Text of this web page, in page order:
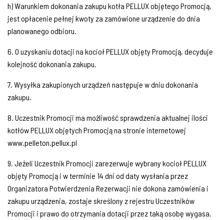
h) Warunkiem dokonania zakupu kotła PELLUX objętego Promocją,
jest opłacenie pełnej kwoty za zamówione urządzenie do dnia
planowanego odbioru.
6. O uzyskaniu dotacji na kocioł PELLUX objęty Promocją, decyduje
kolejność dokonania zakupu.
7. Wysyłka zakupionych urządzeń następuje w dniu dokonania
zakupu.
8. Uczestnik Promocji ma możliwość sprawdzenia aktualnej ilości
kotłów PELLUX objętych Promocją na stronie internetowej
www.pelleton.pellux.pl
9. Jeżeli Uczestnik Promocji zarezerwuje wybrany kocioł PELLUX
objęty Promocją i w terminie 14 dni od daty wysłania przez
Organizatora Potwierdzenia Rezerwacji nie dokona zamówienia i
zakupu urządzenia, zostaje skreślony z rejestru Uczestników
Promocji i prawo do otrzymania dotacji przez taką osobę wygasa.